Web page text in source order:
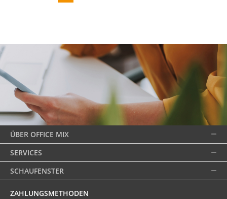
ÜBER OFFICE MIX
SERVICES
SCHAUFENSTER
ZAHLUNGSMETHODEN